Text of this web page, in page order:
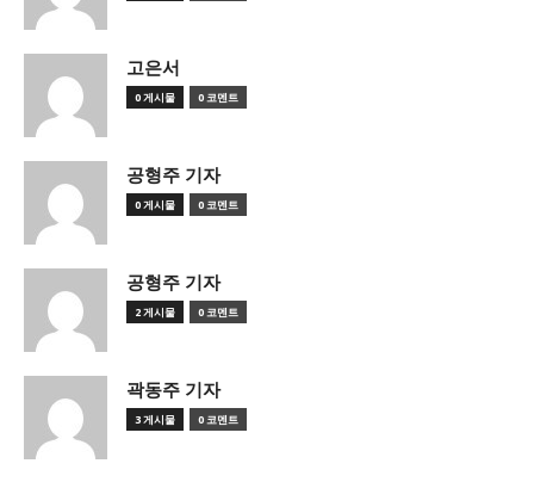
고은서
0 게시물 0 코멘트
공형주 기자
0 게시물 0 코멘트
공형주 기자
2 게시물 0 코멘트
곽동주 기자
3 게시물 0 코멘트